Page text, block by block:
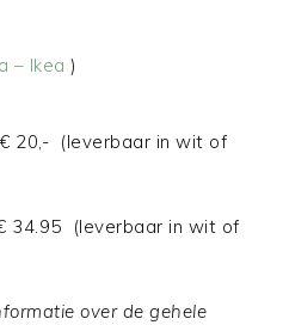
– Ikea )
20,- (leverbaar in wit of
34.95 (leverbaar in wit of
over de gehele